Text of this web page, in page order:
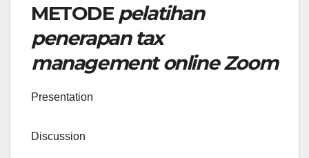
METODE pelatihan
penerapan tax
management online Zoom
Presentation
Discussion